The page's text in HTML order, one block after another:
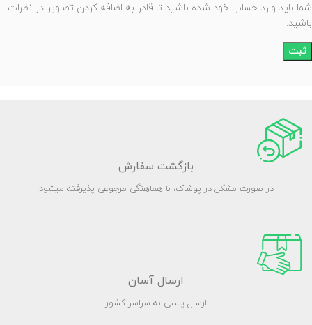
شما باید وارد حساب خود شده باشید تا قادر به اضافه کردن تصاویر در نظرات
باشید.
بازگشت سفارش
در صورت مشکل در پوشاک، با هماهنگی مرجوعی پذیرفته میشود
ارسال آسان
ارسال پستی به سراسر کشور